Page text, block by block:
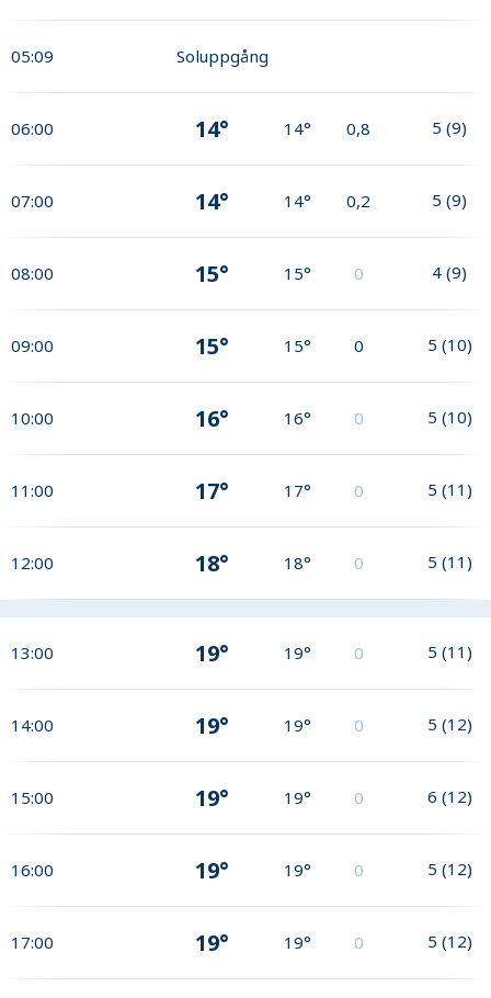
05:09 Soluppgång
06:00 14° 14° 0,8 5 (9)
07:00 14° 14° 0,2 5 (9)
08:00 15° 15° 0 4 (9)
09:00 15° 15° 0 5 (10)
10:00 16° 16° 0 5 (10)
11:00 17° 17° 0 5 (11)
12:00 18° 18° 0 5 (11)
13:00 19° 19° 0 5 (11)
14:00 19° 19° 0 5 (12)
15:00 19° 19° 0 6 (12)
16:00 19° 19° 0 5 (12)
17:00 19° 19° 0 5 (12)